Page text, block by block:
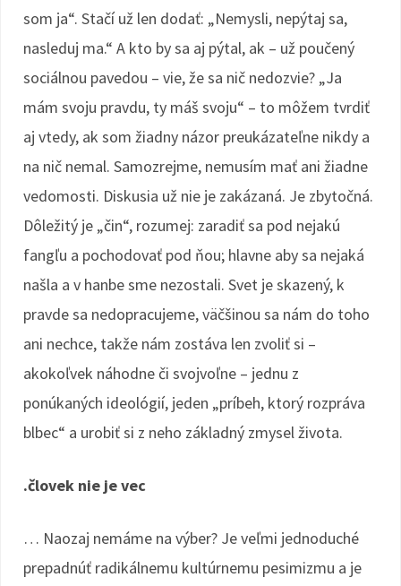
som ja“. Stačí už len dodať: „Nemysli, nepýtaj sa,
nasleduj ma.“ A kto by sa aj pýtal, ak – už poučený
sociálnou pavedou – vie, že sa nič nedozvie? „Ja
mám svoju pravdu, ty máš svoju“ – to môžem tvrdiť
aj vtedy, ak som žiadny názor preukázateľne nikdy a
na nič nemal. Samozrejme, nemusím mať ani žiadne
vedomosti. Diskusia už nie je zakázaná. Je zbytočná.
Dôležitý je „čin“, rozumej: zaradiť sa pod nejakú
fangľu a pochodovať pod ňou; hlavne aby sa nejaká
našla a v hanbe sme nezostali. Svet je skazený, k
pravde sa nedopracujeme, väčšinou sa nám do toho
ani nechce, takže nám zostáva len zvoliť si –
akokoľvek náhodne či svojvoľne – jednu z
ponúkaných ideológií, jeden „príbeh, ktorý rozpráva
blbec“ a urobiť si z neho základný zmysel života.
.človek nie je vec
… Naozaj nemáme na výber? Je veľmi jednoduché
prepadnúť radikálnemu kultúrnemu pesimizmu a je